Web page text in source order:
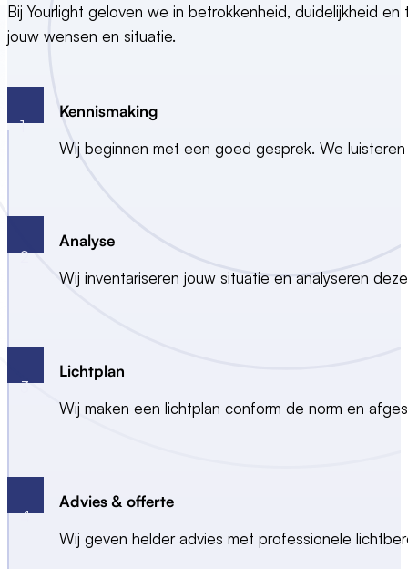
Bij Yourlight geloven we in betrokkenheid, duidelijkheid
jouw wensen en situatie.
1
Kennismaking
Wij beginnen met een goed gesprek. We
2
Analyse
Wij inventariseren jouw situatie en analyseren
3
Lichtplan
Wij maken een lichtplan conform de norm en
4
Advies & offerte
Wij geven helder advies met professionele